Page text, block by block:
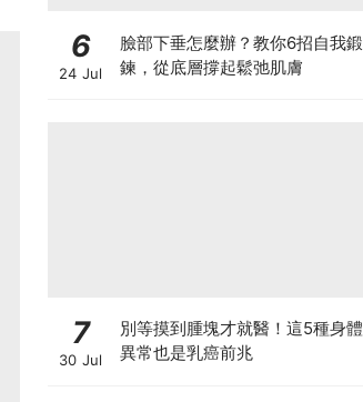
6
24 Jul
臉部下垂怎麼辦？教你6招自我鍛
鍊，從底層撐起鬆弛肌膚
7
30 Jul
別等摸到腫塊才就醫！這5種身體
異常也是乳癌前兆